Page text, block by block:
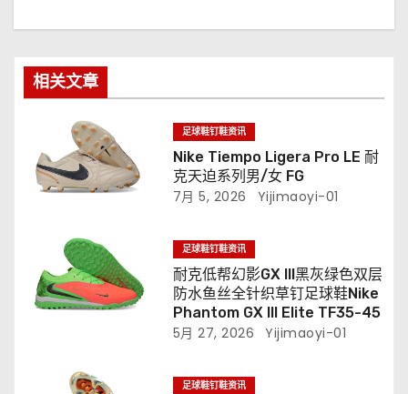
相关文章
足球鞋钉鞋资讯
Nike Tiempo Ligera Pro LE 耐
克天迫系列男/女 FG
7月 5, 2026 Yijimaoyi-01
足球鞋钉鞋资讯
耐克低帮幻影GX III黑灰绿色双层
防水鱼丝全针织草钉足球鞋Nike
Phantom GX III Elite TF35-45
5月 27, 2026 Yijimaoyi-01
足球鞋钉鞋资讯